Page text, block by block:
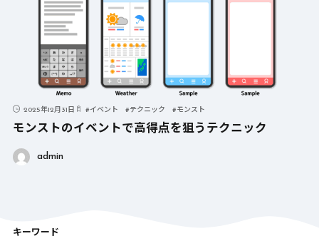
2025年12月31日 #イベント #テクニック #モンスト
モンストのイベントで高得点を狙うテクニック
admin
キーワード